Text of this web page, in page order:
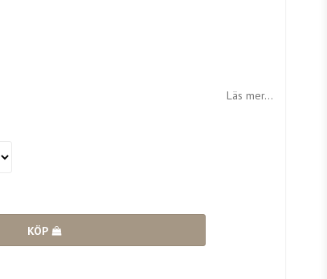
Läs mer...
KÖP